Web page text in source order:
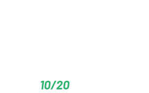
10/20